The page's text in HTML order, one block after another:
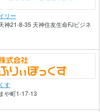
リー
神21-8-35 天神住友生命FJビジネ
す
や町1-17-13